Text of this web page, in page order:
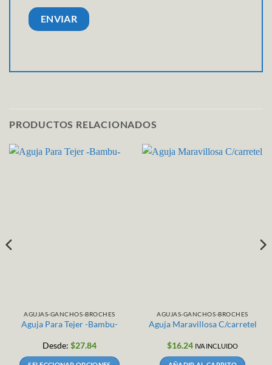
PRODUCTOS RELACIONADOS
AGUJAS-GANCHOS-BROCHES
Aguja Para Tejer -Bambu-
Desde: $27.84
AGUJAS-GANCHOS-BROCHES
Aguja Maravillosa C/carretel
$16.24 IVA INCLUIDO